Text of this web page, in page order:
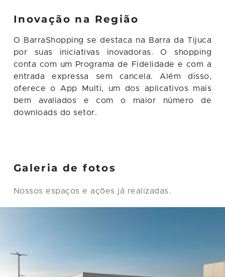
Inovação na Região
O BarraShopping se destaca na Barra da Tijuca
por suas iniciativas inovadoras. O shopping
conta com um Programa de Fidelidade e com a
entrada expressa sem cancela. Além disso,
oferece o App Multi, um dos aplicativos mais
bem avaliados e com o maior número de
downloads do setor.
Galeria de fotos
Nossos espaços e ações já realizadas.